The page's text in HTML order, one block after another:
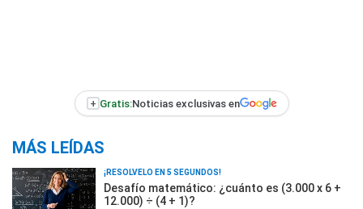
+ Gratis:Noticias exclusivas en
MÁS LEÍDAS
¡RESOLVELO EN 5 SEGUNDOS!
Desafío matemático: ¿cuánto es (3.000 x 6 +
12.000) ÷ (4 + 1)?